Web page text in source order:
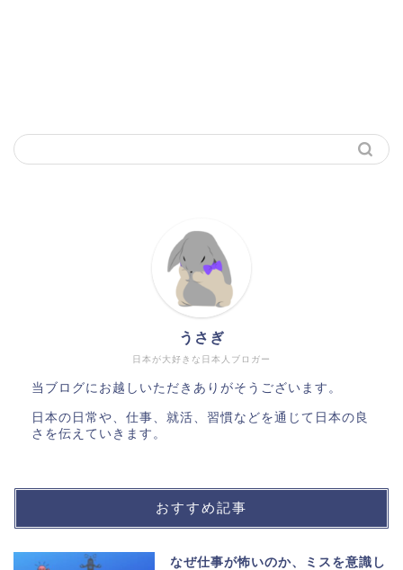
日本が大好きな日本人ブロガー
うさぎ
当ブログにお越しいただきありがそうございます。
日本の日常や、仕事、就活、習慣などを通じて日本の良
さを伝えていきます。
おすすめ記事
なぜ仕事が怖いのか、ミスを意識し